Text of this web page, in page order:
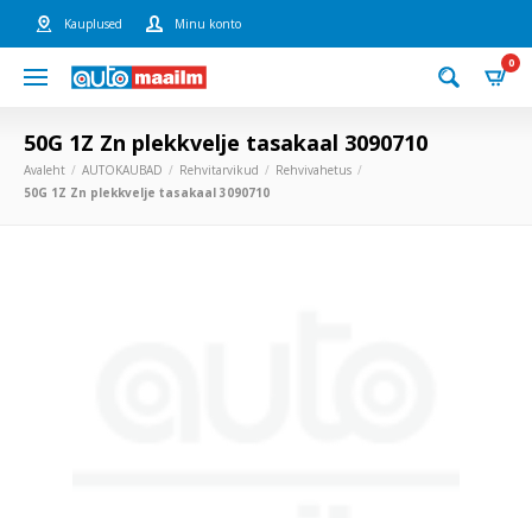
Kauplused Minu konto
0
50G 1Z Zn plekkvelje tasakaal 3090710
Avaleht AUTOKAUBAD Rehvitarvikud
Rehvivahetus
50G 1Z Zn plekkvelje tasakaal 3090710